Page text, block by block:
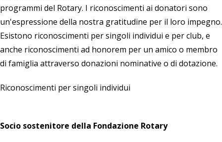
programmi del Rotary. I riconoscimenti ai donatori sono
un'espressione della nostra gratitudine per il loro impegno.
Esistono riconoscimenti per singoli individui e per club, e
anche riconoscimenti ad honorem per un amico o membro
di famiglia attraverso donazioni nominative o di dotazione.
Riconoscimenti per singoli individui
Socio sostenitore della Fondazione Rotary